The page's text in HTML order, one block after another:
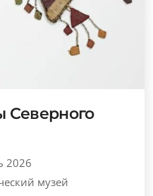
Северного
2026
музей